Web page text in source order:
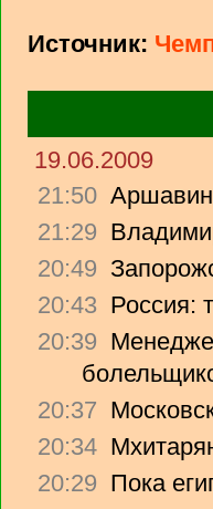
Источник:
19.06.2009
21:50
21:29
20:49
20:43 Россия:
20:39
20:37
20:34
20:29 Пока